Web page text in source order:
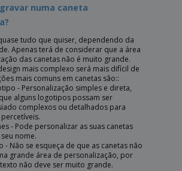
numa caneta
tudo que quiser, dependendo da
Apenas terá de considerar que a área
das canetas não é muito grande.
mais complexo será mais difícil de
mais comuns em canetas são::
- Personalização simples e direta,
alguns logotipos possam ser
complexos ou detalhados para
- Pode personalizar as suas canetas
nome.
- Não se esqueça de que as canetas não
grande área de personalização, por
não deve ser muito grande.